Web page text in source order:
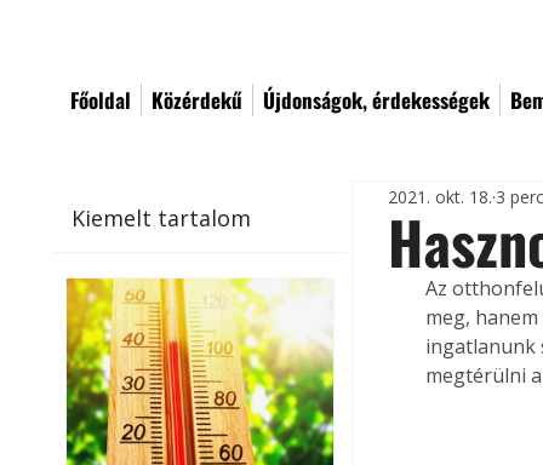
Főoldal Közérdekű Újdonságok, érdekességek
Kiemelt tartalom
2021. okt. 18. 3
Az
meg,
ingatlanunk
megtérülni